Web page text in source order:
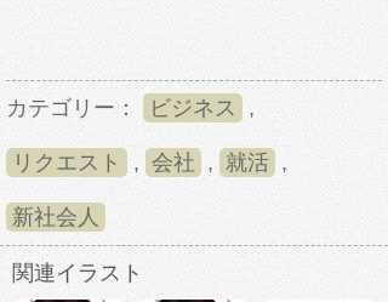
カテゴリー： ビジネス ,
リクエスト , 会社 , 就活 ,
新社会人
関連イラスト